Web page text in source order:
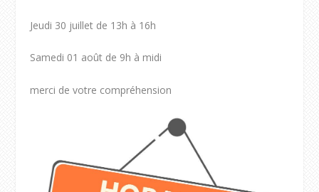
Jeudi 30 juillet de 13h à 16h
Samedi 01 août de 9h à midi
merci de votre compréhension